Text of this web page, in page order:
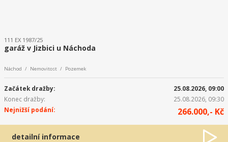
111 EX 1987/25
garáž v Jizbici u Náchoda
Náchod / Nemovitost / Pozemek
Začátek dražby:
25.08.2026, 09:00
Konec dražby:
25.08.2026, 09:30
Nejnižší podání:
266.000,- Kč
detailní informace